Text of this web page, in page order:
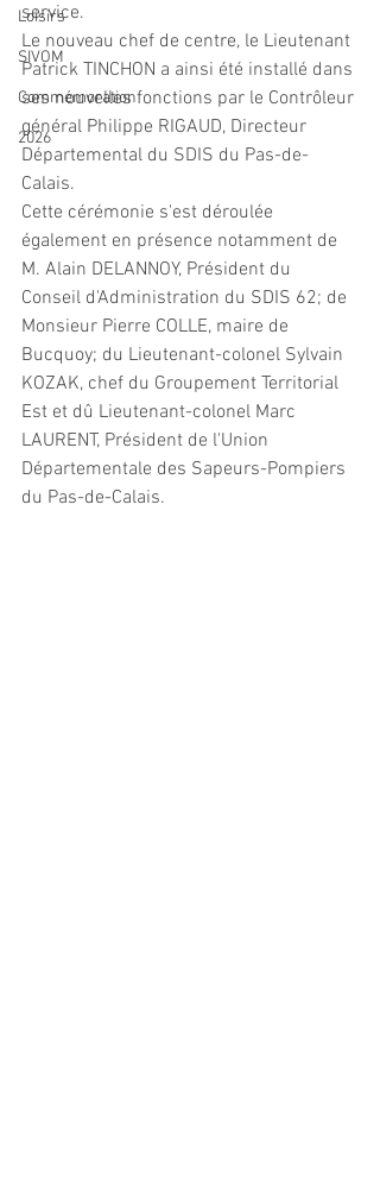
Loisirs
SIVOM
Commémoration
2026
service.
Le nouveau chef de centre, le Lieutenant
Patrick TINCHON a ainsi été installé dans
ses nouvelles fonctions par le Contrôleur
général Philippe RIGAUD, Directeur
Départemental du SDIS du Pas-de-
Calais.
Cette cérémonie s'est déroulée
également en présence notamment de
M. Alain DELANNOY, Président du
Conseil d'Administration du SDIS 62; de
Monsieur Pierre COLLE, maire de
Bucquoy; du Lieutenant-colonel Sylvain
KOZAK, chef du Groupement Territorial
Est et dû Lieutenant-colonel Marc
LAURENT, Président de l'Union
Départementale des Sapeurs-Pompiers
du Pas-de-Calais.